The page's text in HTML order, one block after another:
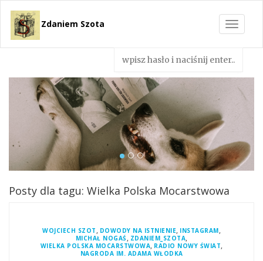
Toggle
Zdaniem Szota
Posty dla tagu: Wielka Polska Mocarstwowa
WOJCIECH SZOT , DOWODY NA ISTNIENIE, INSTAGRAM,
MICHAŁ NOGAŚ , ZDANIEM_SZOTA,
WIELKA POLSKA MOCARSTWOWA, RADIO NOWY ŚWIAT,
NAGRODA IM. ADAMA WŁODKA